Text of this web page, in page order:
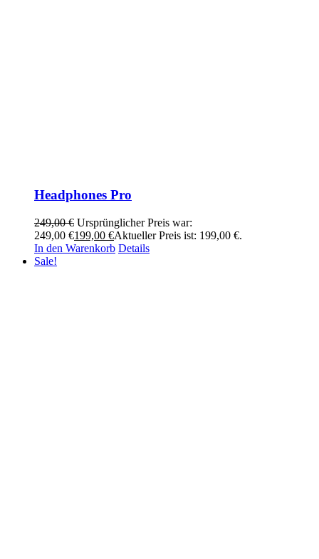
Headphones Pro
249,00€ Ursprünglicher Preis war:
249,00 €199,00 €Aktueller Preis ist: 199,00 €.
In den Warenkorb Details
Sale!